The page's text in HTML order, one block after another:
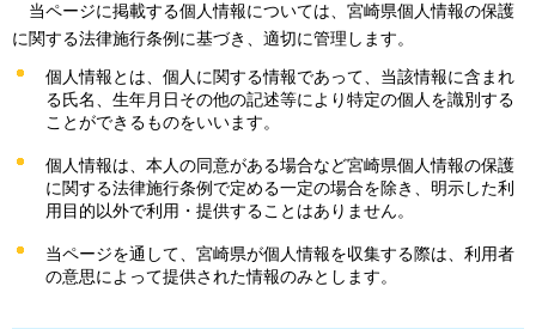
当ページに掲載する個人情報については、宮崎県個人情報の保護
に関する法律施行条例に基づき、適切に管理します。
個人情報とは、個人に関する情報であって、当該情報に含まれ
る氏名、生年月日その他の記述等により特定の個人を識別する
ことができるものをいいます。
個人情報は、本人の同意がある場合など宮崎県個人情報の保護
に関する法律施行条例で定める一定の場合を除き、明示した利
用目的以外で利用・提供することはありません。
当ページを通して、宮崎県が個人情報を収集する際は、利用者
の意思によって提供された情報のみとします。